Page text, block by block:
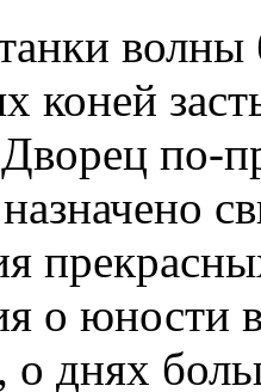
волны
коней
по-
о юности
о днях